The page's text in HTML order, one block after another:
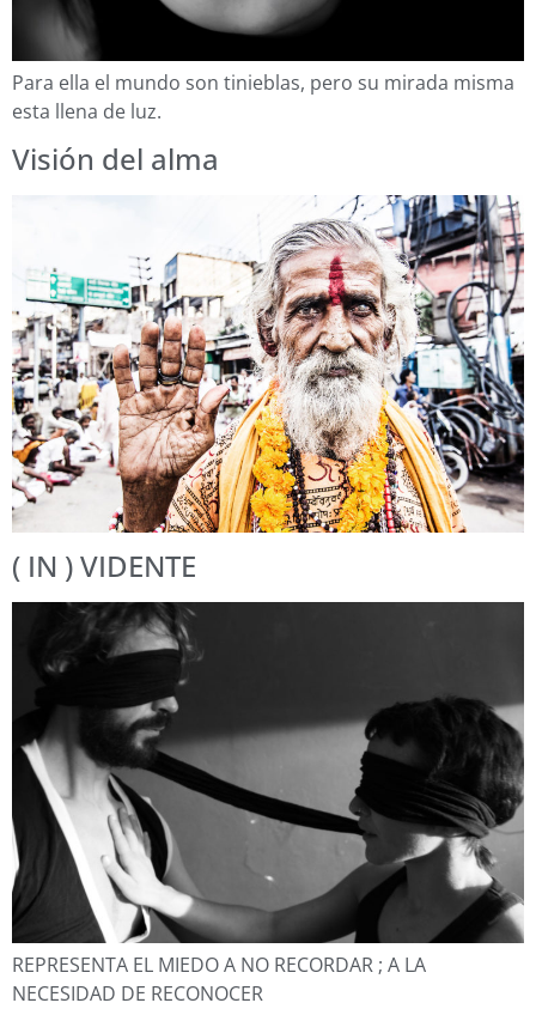
Para ella el mundo son tinieblas, pero su mirada misma
esta llena de luz.
Visión del alma
( IN ) VIDENTE
REPRESENTA EL MIEDO A NO RECORDAR ; A LA
NECESIDAD DE RECONOCER